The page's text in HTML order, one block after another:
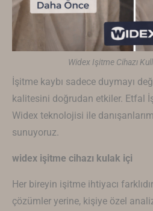
Widex Işitme Cihazı
İşitme kaybı sadece duymayı
kalitesini doğrudan etkiler. Etfal
Widex teknolojisi ile
sunuyoruz.
widex işitme cihazı kulak içi
Her bireyin işitme ihtiyacı
çözümler yerine, kişiye özel